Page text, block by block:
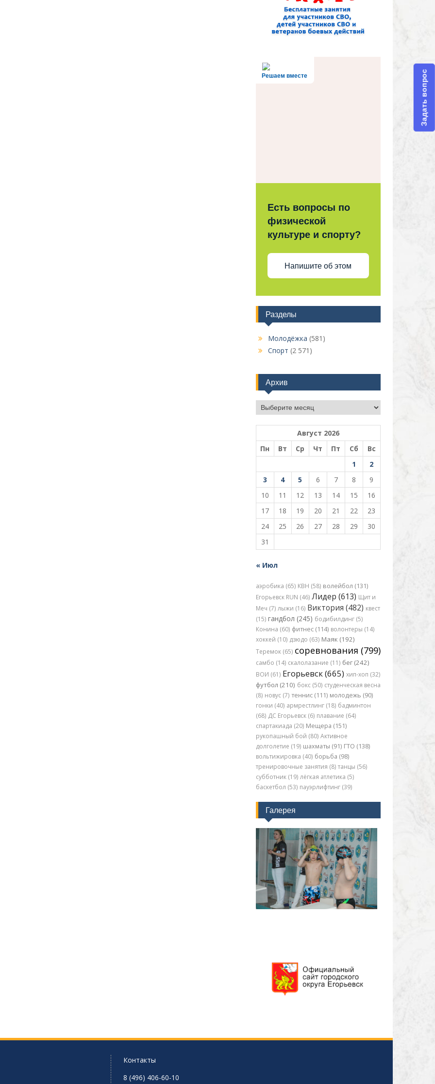
Решаем вместе
Есть вопросы по
физической
культуре и спорту?
Напишите об этом
Разделы
Молодёжка (581)
Спорт (2 571)
Архив
Архив
Август 2026
Пн
Вт Ср Чт Пт Сб
Вс
1
2
3
4 5 6 7 8
9
10
11 12 13 14 15
16
17
18 19 20 21 22
23
24
25 26 27 28 29
30
31
« Июл
аэробика (65) КВН (58) волейбол (131)
Егорьевск RUN (46) Лидер (613) Щит и
Меч (7) лыжи (16) Виктория (482) квест
(15) гандбол (245) бодибилдинг (5)
Конина (60) фитнес (114) волонтеры (14)
хоккей (10) дзюдо (63) Маяк (192)
Теремок (65) соревнования (799)
самбо (14) скалолазание (11) бег (242)
ВОИ (61) Егорьевск (665) хип-хоп (32)
футбол (210) бокс (50) студенческая весна
(8) новус (7) теннис (111) молодежь (90)
гонки (40) армрестлинг (18) бадминтон
(68) ДС Егорьевск (6) плавание (64)
спартакиада (20) Мещера (151)
рукопашный бой (80) Активное
долголетие (19) шахматы (91) ГТО (138)
вольтижировка (40) борьба (98)
тренировочные занятия (8) танцы (56)
субботник (19) лёгкая атлетика (5)
баскетбол (53) пауэрлифтинг (39)
Галерея
Контакты
8 (496) 406-60-10
Задать вопрос